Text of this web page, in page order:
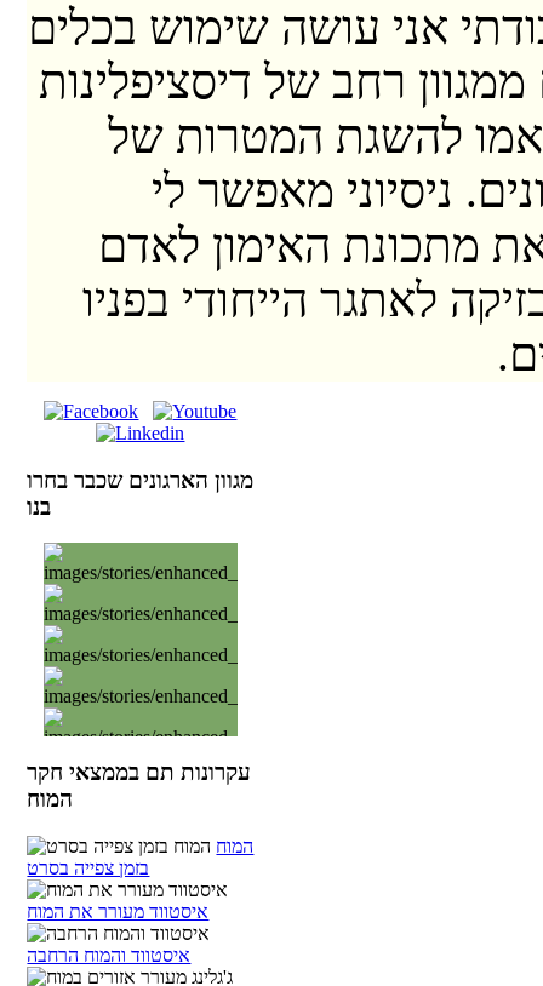
אני עושה שימוש בכלים
רחב של דיסציפלינות
להשגת המטרות של
ניסיוני מאפשר לי
מתכונת האימון לאדם
לאתגר הייחודי בפניו
מגוון הארגונים שכבר בחרו
בנו
עקרונות תם בממצאי חקר
המוח
המוח
בזמן צפייה בסרט
איסטווד מעורר את המוח
איסטווד והמוח הרחבה